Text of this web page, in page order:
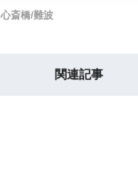
心斎橋/難波
関連記事